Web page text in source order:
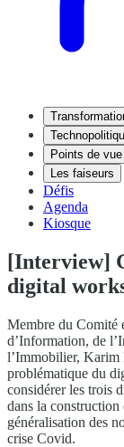
Points de vue
Les faiseurs
Défis
Agenda
Kiosque
[Interview]
digital
Membre du Comité
d’Information, de
l’Immobilier, Karim
problématique du
considérer les trois
dans la construction
généralisation des
crise Covid.